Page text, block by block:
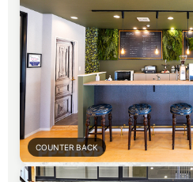
COUNTER BACK